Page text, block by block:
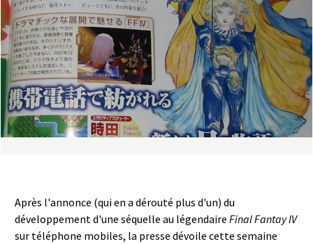
t
a
s
y
Après l'annonce (qui en a dérouté plus d'un) du
développement d'une séquelle au légendaire Final Fantay IV
sur téléphone mobiles, la presse dévoile cette semaine